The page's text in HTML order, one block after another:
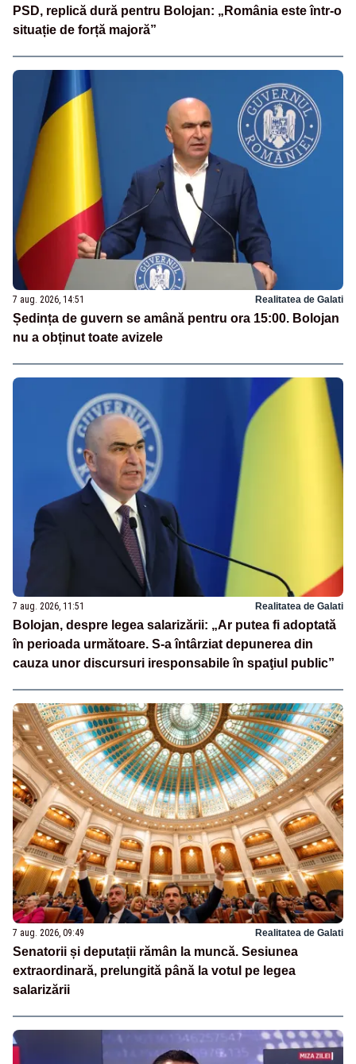
PSD, replică dură pentru Bolojan: „România este într-o
situație de forță majoră”
7 aug. 2026, 14:51 Realitatea de Galati
Ședința de guvern se amână pentru ora 15:00. Bolojan
nu a obținut toate avizele
7 aug. 2026, 11:51 Realitatea de Galati
Bolojan, despre legea salarizării: „Ar putea fi adoptată
în perioada următoare. S-a întârziat depunerea din
cauza unor discursuri iresponsabile în spaţiul public”
7 aug. 2026, 09:49 Realitatea de Galati
Senatorii și deputații rămân la muncă. Sesiunea
extraordinară, prelungită până la votul pe legea
salarizării